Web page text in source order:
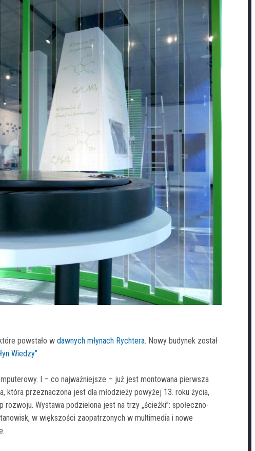
powstało w dawnych młynach Rychtera. Nowy budynek został
Wiedzy”.
I – co najważniejsze – już jest montowana pierwsza
która przeznaczona jest dla młodzieży powyżej 13. roku życia,
Wystawa podzielona jest na trzy „ścieżki”: społeczno-
w większości zaopatrzonych w multimedia i nowe